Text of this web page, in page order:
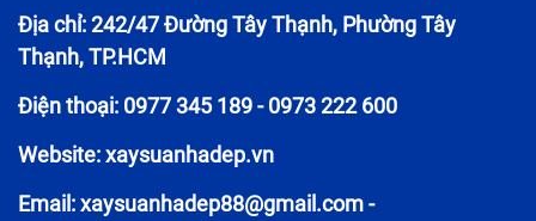
Địa chỉ: 242/47 Đường Tây Thạnh, Phường Tây
Thạnh, TP.HCM
Điện thoại: 0977 345 189 - 0973 222 600
Website: xaysuanhadep.vn
Email:xaysuanhadep88@gmail.com-